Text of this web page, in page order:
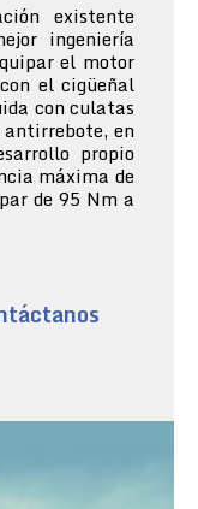
existente
ingeniería
el motor
el cigüeñal
con culatas
antirrebote, en
propio
máxima de
de 95 Nm a